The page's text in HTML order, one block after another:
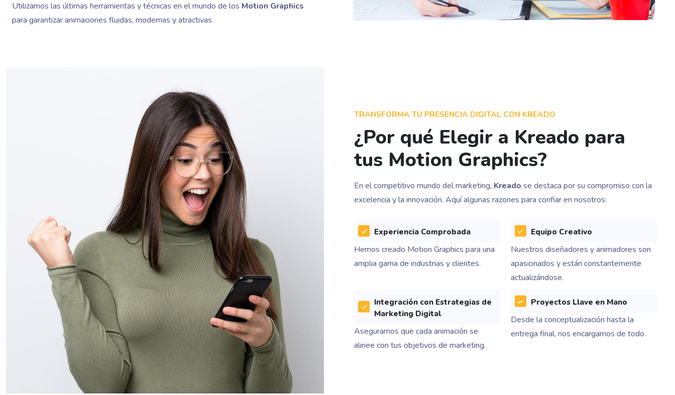
Utilizamos las últimas herramientas y técnicas en el mundo de los Motion Graphics
para garantizar animaciones fluidas, modernas y atractivas.
TRANSFORMA TU PRESENCIA DIGITAL CON KREADO
¿Por qué Elegir a Kreado para
tus Motion Graphics?
En el competitivo mundo del marketing, Kreado se destaca por su compromiso con la
excelencia y la innovación. Aquí algunas razones para confiar en nosotros:
Experiencia Comprobada
Hemos creado Motion Graphics para una
amplia gama de industrias y clientes.
Equipo Creativo
Nuestros diseñadores y animadores son
apasionados y están constantemente
actualizándose.
Integración con Estrategias de
Marketing Digital
Aseguramos que cada animación se
alinee con tus objetivos de marketing.
Proyectos Llave en Mano
Desde la conceptualización hasta la
entrega final, nos encargamos de todo.